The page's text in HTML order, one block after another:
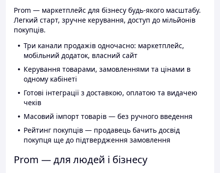
Prom — маркетплейс для бізнесу будь-якого масштабу.
Легкий старт, зручне керування, доступ до мільйонів
покупців.
Три канали продажів одночасно: маркетплейс,
мобільний додаток, власний сайт
Керування товарами, замовленнями та цінами в
одному кабінеті
Готові інтеграції з доставкою, оплатою та видачею
чеків
Масовий імпорт товарів — без ручного введення
Рейтинг покупців — продавець бачить досвід
покупця ще до підтвердження замовлення
Prom — для людей і бізнесу